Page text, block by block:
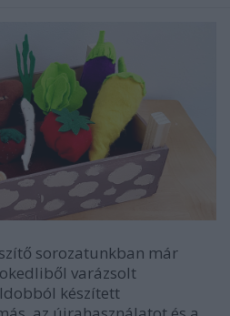
sorozatunkban már
varázsolt
készített